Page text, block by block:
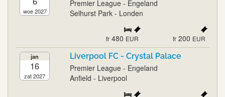
woe 2027
Premier League - Engeland
Selhurst Park - Londen
fr 480 EUR fr 200 EUR
jan
16
zat 2027
Liverpool FC - Crystal Palace
Premier League - Engeland
Anfield - Liverpool